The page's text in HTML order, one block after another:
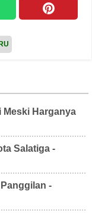
Meski Harganya
Salatiga -
-